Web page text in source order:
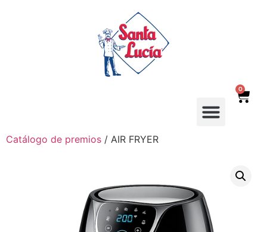
0
Catálogo de premios / AIR FRYER